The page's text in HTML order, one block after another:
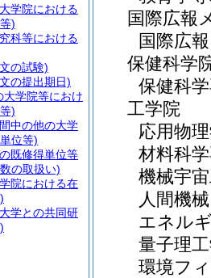
国際広報
国際広
保健科学
保健科
工学院
応用物
材料科
機械宇
人間機
エネル
量子理
環境フ
学院における
)
科等における
の試験)
の提出期日)
大学院等におけ
)
中の他の大学
位等)
既修得単位等
の取扱い)
院における在
学との共同研